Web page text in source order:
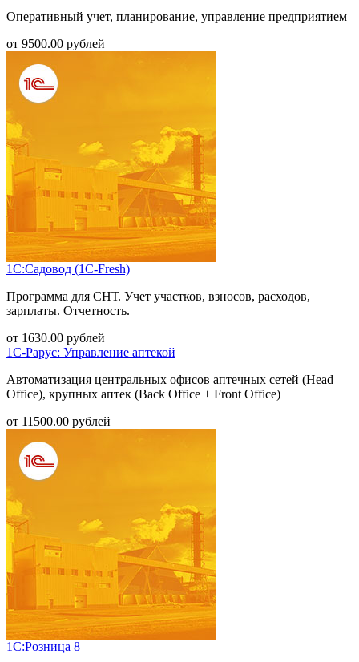
Оперативный учет, планирование, управление предприятием
от 9500.00 рублей
1С:Садовод (1С-Fresh)
Программа для СНТ. Учет участков, взносов, расходов,
зарплаты. Отчетность.
от 1630.00 рублей
1С-Рарус: Управление аптекой
Автоматизация центральных офисов аптечных сетей (Head
Office), крупных аптек (Back Office + Front Office)
от 11500.00 рублей
1С:Розница 8